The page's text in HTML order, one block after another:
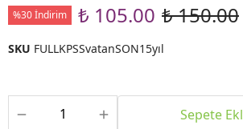
%30 İndirim ₺ 105.00 ₺ 150.00
SKU FULLKPSSvatanSON15yıl
Sepete